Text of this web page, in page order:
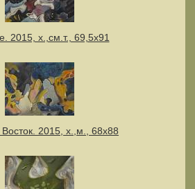
2015, х.,см.т., 69,5х91
2015, х.,м., 68х88